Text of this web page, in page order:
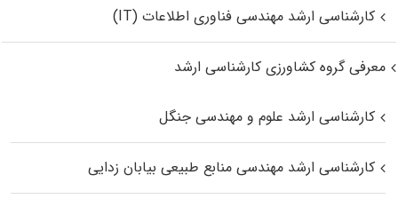
کارشناسی ارشد مهندسی فناوری اطلاعات (IT)
معرفی گروه کشاورزی کارشناسی ارشد
کارشناسی ارشد علوم و مهندسی جنگل
کارشناسی ارشد مهندسی منابع طبیعی بیابان زدایی